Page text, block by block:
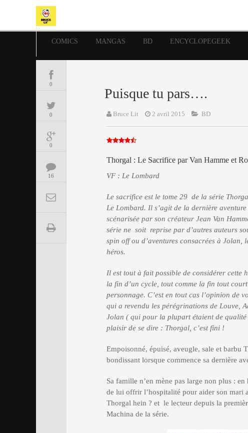
COMICS MANGAS BD ENCYCLOPEGEEK
0
0
0
16
Puisque tu pars….
Bruce Lit 2 avril 2015 BD
Thorgal : Le Sacrifice par Van Hamme et
VF : Le Lombard
Le sacrifice est le tome 29 de la série
Le Lombard. Il s’agit de la dernière
scénarisée par son créateur Jean Van
série ne soit reprise par d’autres auteurs
spin off ou d’aventures consacrées à Jolan,
héros.
Il est tout à fait possible de considérer cette
la fin d’un cycle, tout comme la fin tout
personnage. C’est en tout cas l’opinion de
qui a revendu les pérégrinations de Louve,
Jolan ( qui pour la plupart étaient de
plaisir de se dire : Thorgal, c’est fini !
Empoisonné, épuisé, aveugle, sale et barbu
bondissant lorsque commence sa dernière
Sa famille n’en mène pas large non plus :
de lui offrir l’hospitalité pour aider son mari
Thorgal hein ? et le lecteur depuis la
Machina de la série.